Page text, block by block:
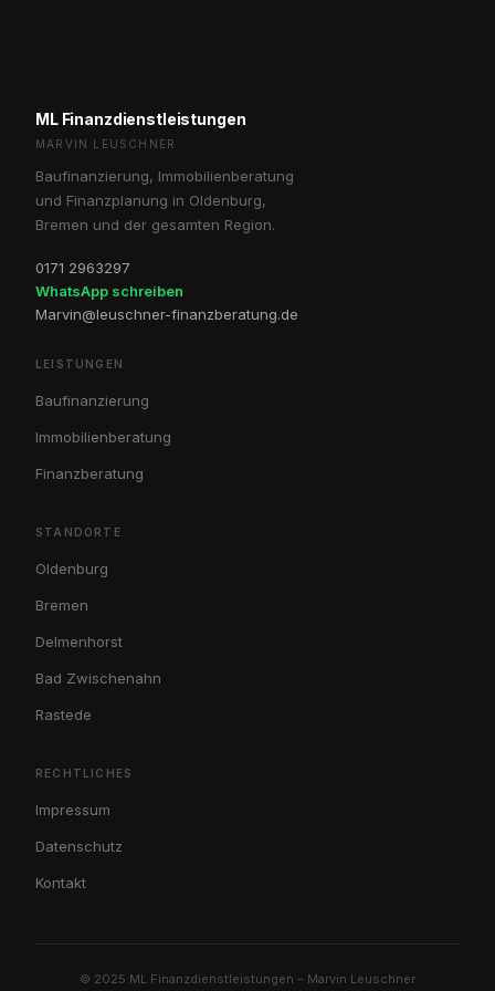
ML Finanzdienstleistungen
MARVIN LEUSCHNER
Baufinanzierung, Immobilienberatung
und Finanzplanung in Oldenburg,
Bremen und der gesamten Region.
0171 2963297
WhatsApp schreiben
Marvin@leuschner-finanzberatung.de
LEISTUNGEN
Baufinanzierung
Immobilienberatung
Finanzberatung
STANDORTE
Oldenburg
Bremen
Delmenhorst
Bad Zwischenahn
Rastede
RECHTLICHES
Impressum
Datenschutz
Kontakt
© 2025 ML Finanzdienstleistungen – Marvin Leuschner